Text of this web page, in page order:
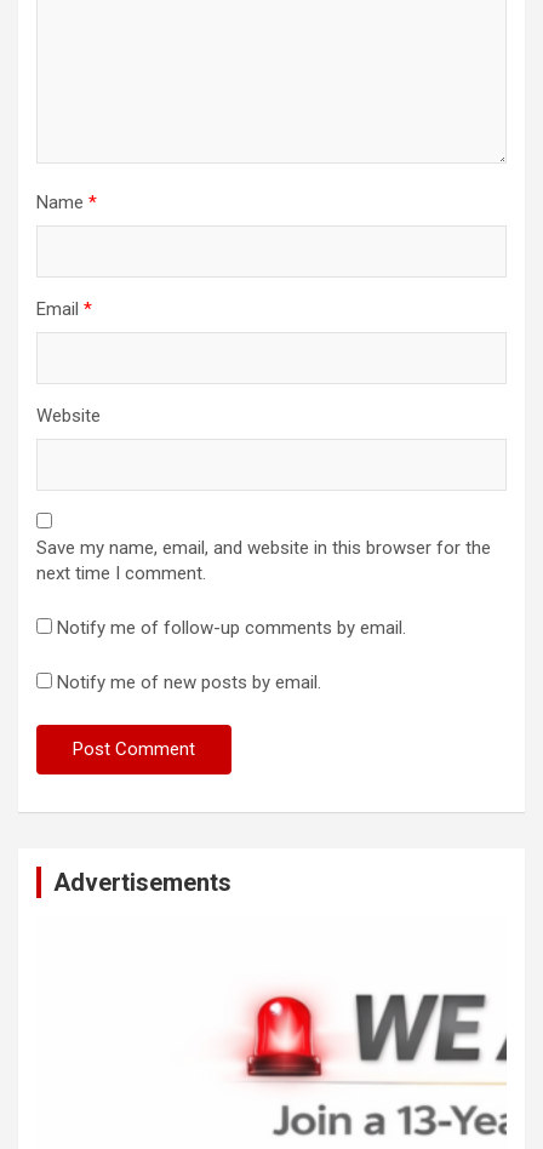
Name *
Email *
Website
Save my name, email, and website in this browser for the
next time I comment.
Notify me of follow-up comments by email.
Notify me of new posts by email.
Advertisements